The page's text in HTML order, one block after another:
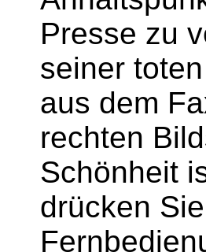
Presse zu
seiner
aus dem
rechten
Schönheit
drücken